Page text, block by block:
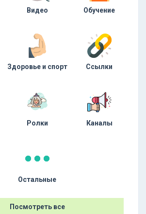
Видео Обучение
Здоровье и спорт Ссылки
Ролки Каналы
Остальные
Посмотреть все